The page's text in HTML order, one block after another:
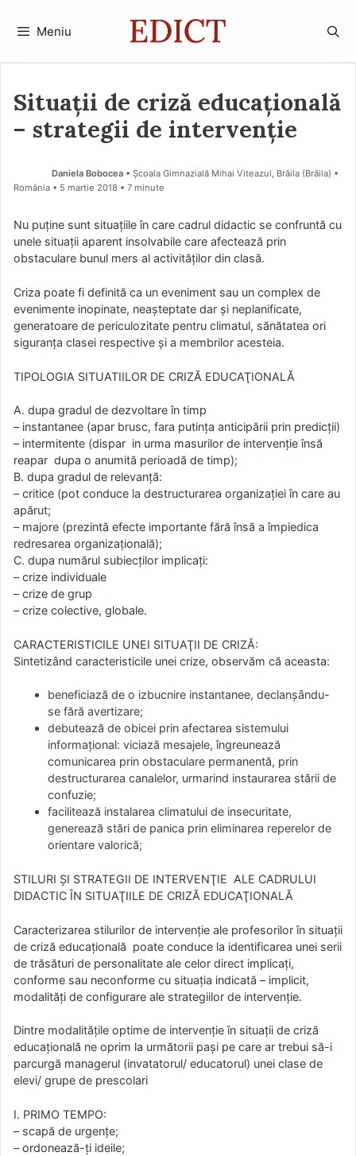
Meniu
Situaţii de criză educaţională
– strategii de intervenţie
Daniela Bobocea • Şcoala Gimnazială Mihai Viteazul, Brăila (Brăila) •
România
5 martie 2018 • 7 minute
Nu puţine sunt situaţiile în care cadrul didactic se confruntă cu
unele situaţii aparent insolvabile care afectează prin
obstaculare bunul mers al activităţilor din clasă.
Criza poate fi definită ca un eveniment sau un complex de
evenimente inopinate, neaşteptate dar şi neplanificate,
generatoare de periculozitate pentru climatul, sănătatea ori
siguranţa clasei respective şi a membrilor acesteia.
TIPOLOGIA SITUATIILOR DE CRIZĂ EDUCAŢIONALĂ
A. dupa gradul de dezvoltare în timp
– instantanee (apar brusc, fara putinţa anticipării prin predicţii)
– intermitente (dispar in urma masurilor de intervenţie însă
reapar dupa o anumită perioadă de timp);
B. dupa gradul de relevanţă:
– critice (pot conduce la destructurarea organizaţiei în care au
apărut;
– majore (prezintă efecte importante fără însă a împiedica
redresarea organizaţională);
C. dupa numărul subiecţilor implicaţi:
– crize individuale
– crize de grup
– crize colective, globale.
CARACTERISTICILE UNEI SITUAŢII DE CRIZĂ:
Sintetizând caracteristicile unei crize, observăm că aceasta:
beneficiază de o izbucnire instantanee, declanșându-
se fără avertizare;
debutează de obicei prin afectarea sistemului
informaţional: viciază mesajele, îngreunează
comunicarea prin obstaculare permanentă, prin
destructurarea canalelor, urmarind instaurarea stării de
confuzie;
facilitează instalarea climatului de insecuritate,
generează stări de panica prin eliminarea reperelor de
orientare valorică;
STILURI ŞI STRATEGII DE INTERVENŢIE ALE CADRULUI
DIDACTIC ÎN SITUAŢIILE DE CRIZĂ EDUCAŢIONALĂ
Caracterizarea stilurilor de intervenţie ale profesorilor în situaţii
de criză educaţională poate conduce la identificarea unei serii
de trăsături de personalitate ale celor direct implicaţi,
conforme sau neconforme cu situaţia indicată – implicit,
modalităţi de configurare ale strategiilor de intervenţie.
Dintre modalităţile optime de intervenţie în situaţii de criză
educaţională ne oprim la următorii paşi pe care ar trebui să-i
parcurgă managerul (invatatorul/ educatorul) unei clase de
elevi/ grupe de prescolari
I. PRIMO TEMPO:
– scapă de urgenţe;
– ordonează-ţi ideile;